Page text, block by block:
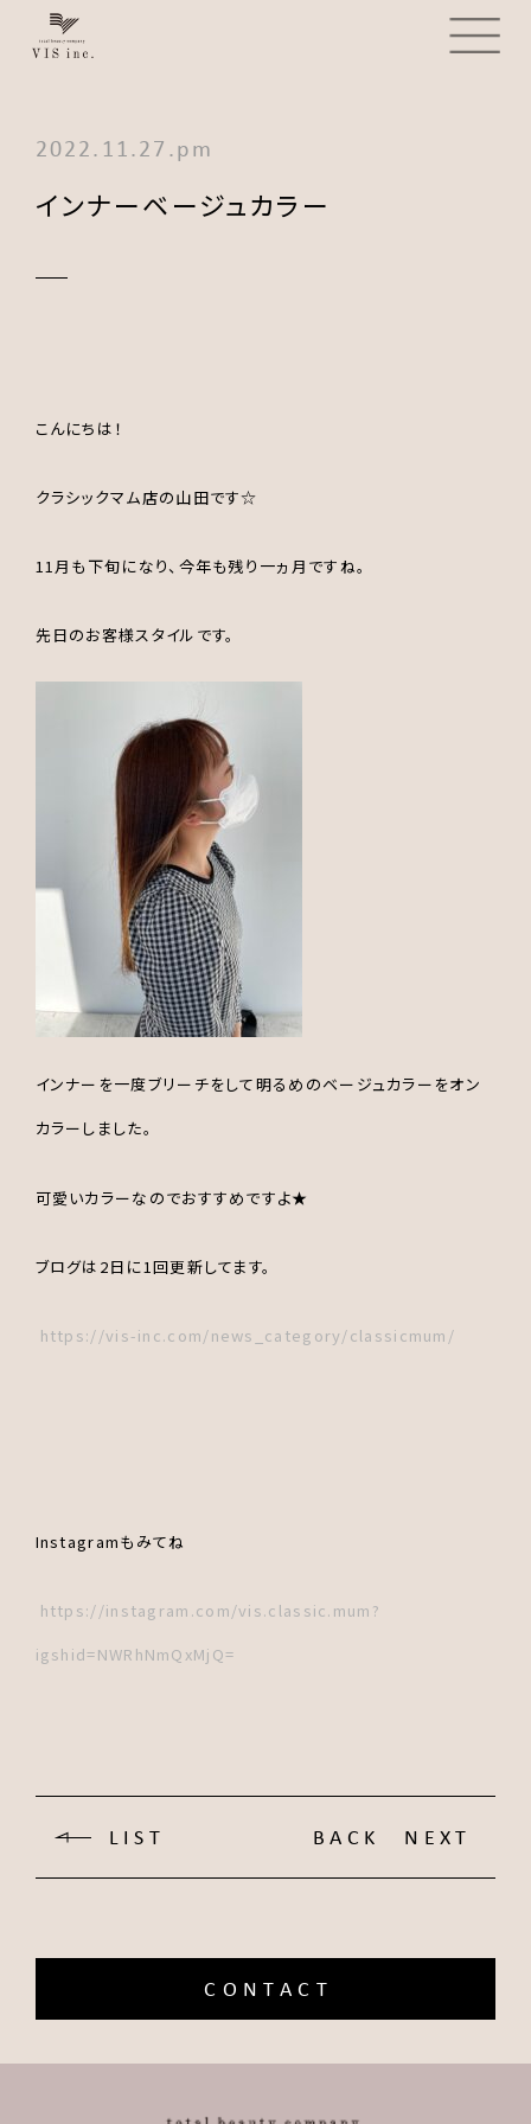
2022.11.27.pm
インナーベージュカラー
こんにちは！
クラシックマム店の山田です☆
11月も下旬になり、今年も残り一ヵ月ですね。
先日のお客様スタイルです。
インナーを一度ブリーチをして明るめのベージュカラーをオン
カラーしました。
可愛いカラーなのでおすすめですよ★
ブログは2日に1回更新してます。
https://vis-inc.com/news_category/classicmum/
Instagramもみてね
https://instagram.com/vis.classic.mum?
igshid=NWRhNmQxMjQ=
LIST BACK NEXT
CONTACT